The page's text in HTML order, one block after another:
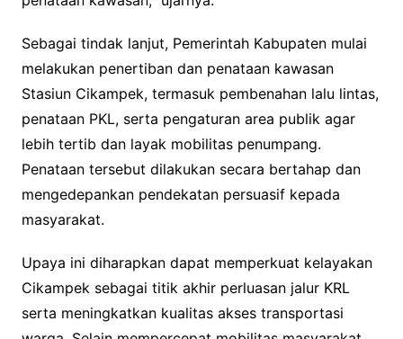
Sebagai tindak lanjut, Pemerintah Kabupaten mulai
melakukan penertiban dan penataan kawasan
Stasiun Cikampek, termasuk pembenahan lalu lintas,
penataan PKL, serta pengaturan area publik agar
lebih tertib dan layak mobilitas penumpang.
Penataan tersebut dilakukan secara bertahap dan
mengedepankan pendekatan persuasif kepada
masyarakat.
Upaya ini diharapkan dapat memperkuat kelayakan
Cikampek sebagai titik akhir perluasan jalur KRL
serta meningkatkan kualitas akses transportasi